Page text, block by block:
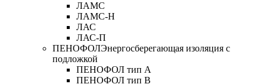
ЛАМС
ЛАМС-Н
ЛАС
ЛАС-П
ПЕНОФОЛЭнергосберегающая изоляция с
подложкой
ПЕНОФОЛ тип А
ПЕНОФОЛ тип B